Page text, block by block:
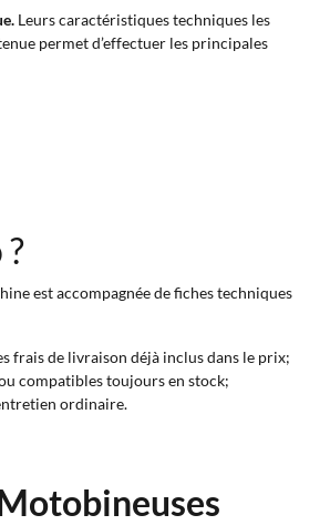
Leurs caractéristiques techniques les
permet d’effectuer les principales
est accompagnée de fiches techniques
frais de livraison déjà inclus dans le prix;
compatibles toujours en stock;
ordinaire.